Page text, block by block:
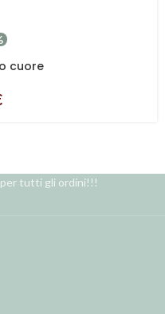
cuore
per tutti gli ordini!!!